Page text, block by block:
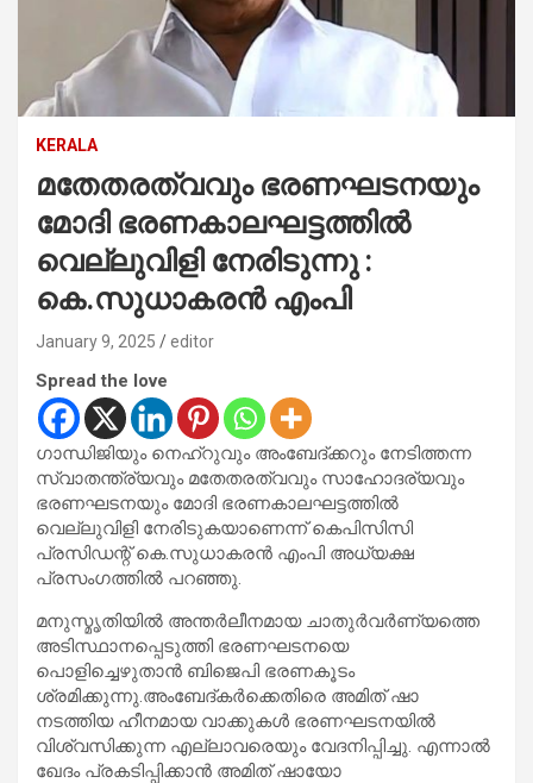
KERALA
മതേതരത്വവും ഭരണഘടനയും
മോദി ഭരണകാലഘട്ടത്തില്‍
വെല്ലുവിളി നേരിടുന്നു :
കെ.സുധാകരന്‍ എംപി
January 9, 2025 editor
Spread the love
ഗാന്ധിജിയും നെഹ്റുവും അംബേദ്ക്കറും നേടിത്തന്ന
സ്വാതന്ത്ര്യവും മതേതരത്വവും സാഹോദര്യവും
ഭരണഘടനയും മോദി ഭരണകാലഘട്ടത്തില്‍
വെല്ലുവിളി നേരിടുകയാണെന്ന് കെപിസിസി
പ്രസിഡന്റ് കെ.സുധാകരന്‍ എംപി അധ്യക്ഷ
പ്രസംഗത്തില്‍ പറഞ്ഞു.
മനുസ്മൃതിയില്‍ അന്തര്‍ലീനമായ ചാതുര്‍വര്‍ണ്യത്തെ
അടിസ്ഥാനപ്പെടുത്തി ഭരണഘടനയെ
പൊളിച്ചെഴുതാന്‍ ബിജെപി ഭരണകൂടം
ശ്രമിക്കുന്നു.അംബേദ്കര്‍ക്കെതിരെ അമിത് ഷാ
നടത്തിയ ഹീനമായ വാക്കുകള്‍ ഭരണഘടനയില്‍
വിശ്വസിക്കുന്ന എല്ലാവരെയും വേദനിപ്പിച്ചു. എന്നാല്‍
ഖേദം പ്രകടിപ്പിക്കാന്‍ അമിത് ഷായോ